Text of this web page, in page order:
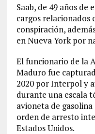
Saab, de 49 años de
cargos relacionados
conspiración,
en Nueva York por
El funcionario de la
Maduro fue
2020 por Interpol y
durante una escala
avioneta de
orden de arresto
Estados Unidos.